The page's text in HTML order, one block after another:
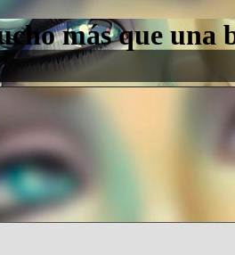
más que una